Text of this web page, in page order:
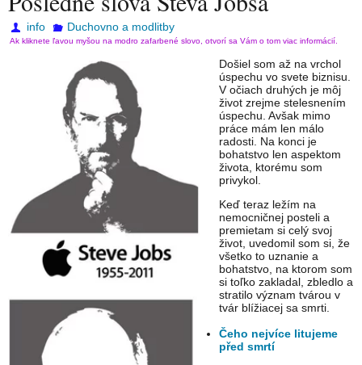
info Duchovno a modlitby
Ak kliknete ľavou myšou na modro zafarbené slovo, otvorí sa Vám o tom viac informácií.
Došiel som až na vrchol
úspechu vo svete biznisu.
V očiach druhých je môj
život zrejme stelesnením
úspechu. Avšak mimo
práce mám len málo
radosti. Na konci je
bohatstvo len aspektom
života, ktorému som
privykol.
Keď teraz ležím na
nemocničnej posteli a
premietam si celý svoj
život, uvedomil som si, že
všetko to uznanie a
bohatstvo, na ktorom som
si toľko zakladal, zbledlo a
stratilo význam tvárou v
tvár blížiacej sa smrti.
Čeho nejvíce litujeme
před smrtí